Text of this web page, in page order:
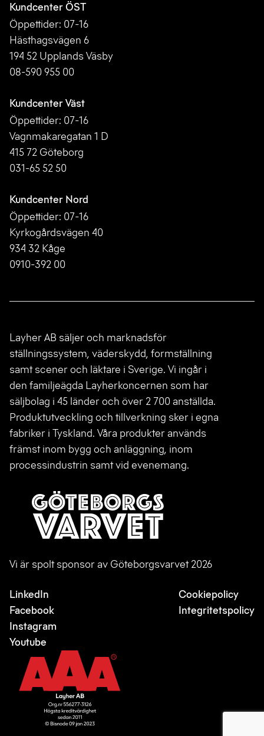
Kundcenter ÖST
Öppettider: 07-16
Hästhagsvägen 6
194 52 Upplands Väsby
08-590 955 00
Kundcenter Väst
Öppettider: 07-16
Vagnmakaregatan 1 D
415 72 Göteborg
031-65 52 50
Kundcenter Nord
Öppettider: 07-16
Kyrkogårdsvägen 40
934 32 Kåge
0910-392 00
Layher AB säljer och marknadsför
ställningssystem, väderskydd, formställning
samt scener och läktare i Sverige. Vi ingår i
den familjeägda Layherkoncernen som har
säljbolag i 45 länder och över 2 700 anställda.
Produktutveckling och tillverkning sker i egna
fabriker i Tyskland. Våra produkter används
främst inom bygg och anläggning, inom
processindustrin samt vid evenemang.
Vi är spolt sponsor av Göteborgsvarvet 2026
LinkedIn
Facebook
Instagram
Youtube
Cookiepolicy
Integritetspolicy